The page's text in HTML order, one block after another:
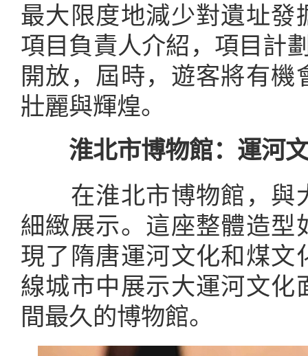
最大限度地減少對遺址發
項目負責人介紹，項目計
開放，屆時，遊客將有
壯麗與輝煌。
淮北市博物館：運河文
在淮北市博物館，與
細緻展示。這座整體造型
現了隋唐運河文化和煤文
線城市中展示大運河文化
間最久的博物館。